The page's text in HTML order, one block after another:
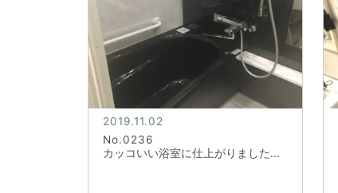
2019.11.02
No.0236
カッコいい浴室に仕上がりました...